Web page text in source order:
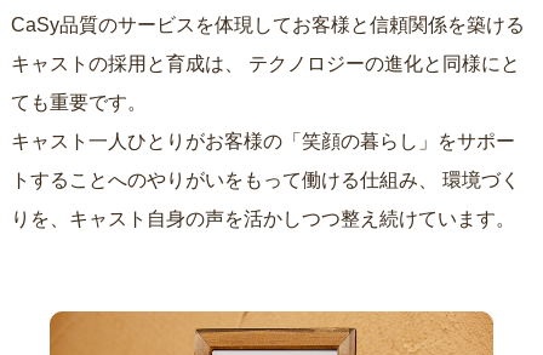
CaSy品質のサービスを体現してお客様と信頼関係を築ける
キャストの採用と育成は、
ても重要です。
キャスト一人ひとりがお客様の「笑顔の暮らし」をサポー
トすることへのやりがいをもって働ける仕組み、
りを、キャスト自身の声を活かしつつ整え続けています。